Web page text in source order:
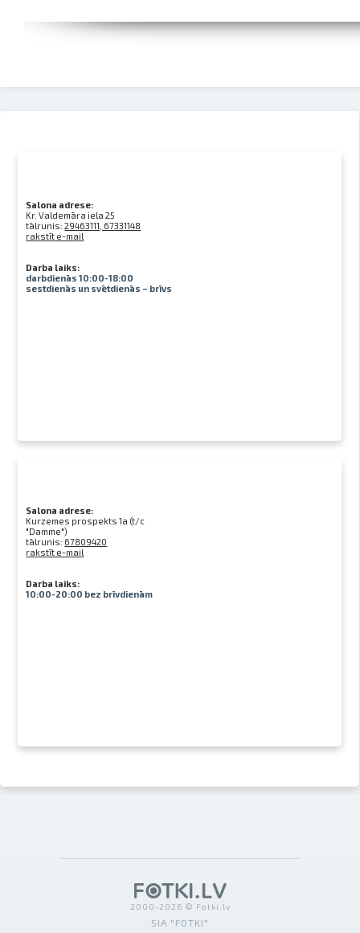
Salona adrese:
Kr. Valdemāra iela 25
tālrunis:29463111, 67331148
rakstīt e-mail
Darba laiks:
darbdienās 10:00-18:00
sestdienās un svētdienās – brīvs
Salona adrese:
Kurzemes prospekts 1a (t/c
"Damme")
tālrunis: 67809420
rakstīt e-mail
Darba laiks:
10:00-20:00 bez brīvdienām
2000-2026 © Fotki.lv
SIA "FOTKI"